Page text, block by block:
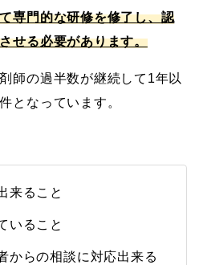
専門的な研修を修了し、認
せる必要があります。
師の過半数が継続して1年以
となっています。
来ること
いること
からの相談に対応出来る